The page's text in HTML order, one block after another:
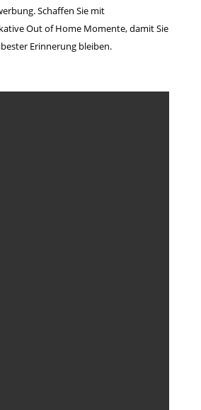
Schaffen Sie mit
Out of Home Momente, damit Sie
Erinnerung bleiben.